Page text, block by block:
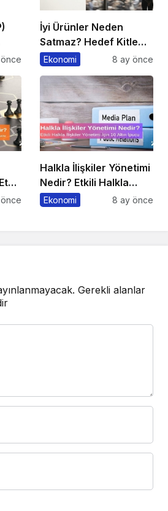
İyi Ürünler Neden
Satmaz? Hedef Kitle
Yanılgısı
Ekonomi 8 ay önce
Halkla İlişkiler Yönetimi
Nedir? Etkili Halkla
İlişkiler Yönetimi İçin 10
Ekonomi 8 ay önce
Gerekli alanlar